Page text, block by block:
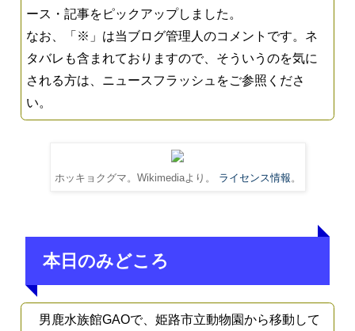
ース・記事をピックアップしました。
なお、「※」は当ブログ管理人のコメントです。ネ
タバレも含まれておりますので、そういうのを気に
される方は、ニュースフラッシュをご参照くださ
い。
ホッキョクグマ。Wikimediaより。 ライセンス情報 。
本日のみどころ
男鹿水族館GAOで、姫路市立動物園から移動して